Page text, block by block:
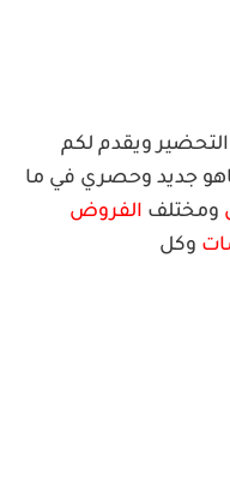
ويقدم لكم
جديد وحصري في ما
ومختلف الفروض
وكل